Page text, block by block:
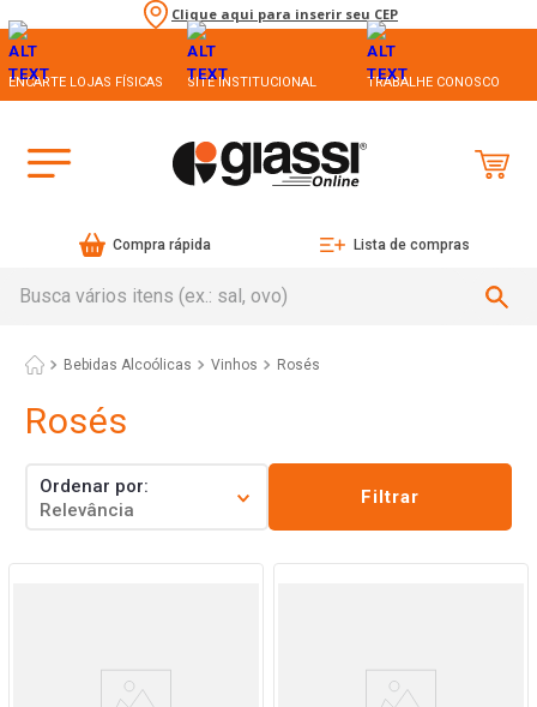
Clique aqui para inserir seu CEP
ENCARTE LOJAS FÍSICAS SITE INSTITUCIONAL TRABALHE CONOSCO
Compra rápida Lista de compras
Bebidas Alcoólicas Vinhos Rosés
Rosés
Ordenar por
Relevância
Filtrar